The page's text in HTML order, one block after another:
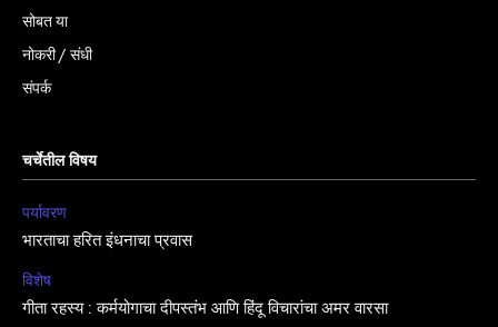
सोबत या
नोकरी / संधी
संपर्क
चर्चेतील विषय
पर्यावरण
भारताचा हरित इंधनाचा प्रवास
विशेष
गीता रहस्य : कर्मयोगाचा दीपस्तंभ आणि हिंदू विचारांचा अमर वारसा